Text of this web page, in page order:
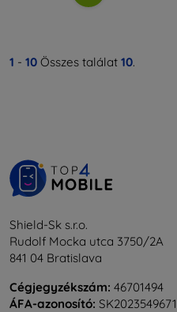
1 - 10 Összes találat 10.
Shield-Sk s.r.o.
Rudolf Mocka utca 3750/2A
841 04 Bratislava
Cégjegyzékszám: 46701494
ÁFA-azonosító: SK2023549671